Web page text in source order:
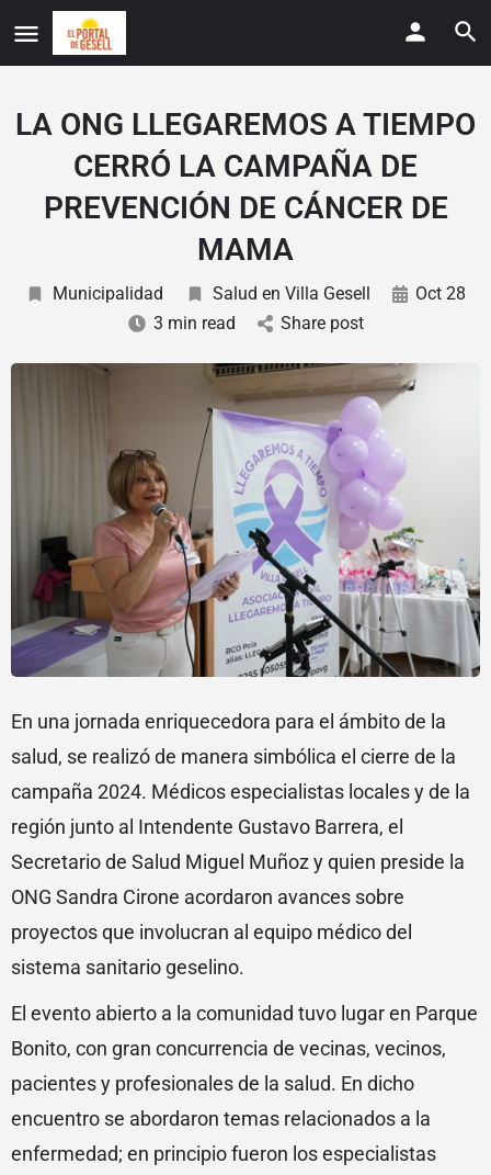
LA ONG LLEGAREMOS A TIEMPO
CERRÓ LA CAMPAÑA DE
PREVENCIÓN DE CÁNCER DE
MAMA
Municipalidad Salud en Villa Gesell
Oct 28
3 min read
Share post
En una jornada enriquecedora para el ámbito de la
salud, se realizó de manera simbólica el cierre de la
campaña 2024. Médicos especialistas locales y de la
región junto al Intendente Gustavo Barrera, el
Secretario de Salud Miguel Muñoz y quien preside la
ONG Sandra Cirone acordaron avances sobre
proyectos que involucran al equipo médico del
sistema sanitario geselino.
El evento abierto a la comunidad tuvo lugar en Parque
Bonito, con gran concurrencia de vecinas, vecinos,
pacientes y profesionales de la salud. En dicho
encuentro se abordaron temas relacionados a la
enfermedad; en principio fueron los especialistas